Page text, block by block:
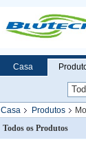
Casa
Casa Produtos
Todos os Produtos